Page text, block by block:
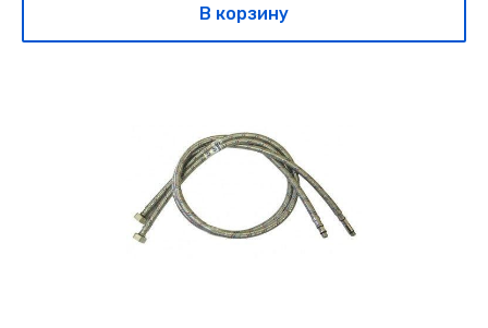
В корзину